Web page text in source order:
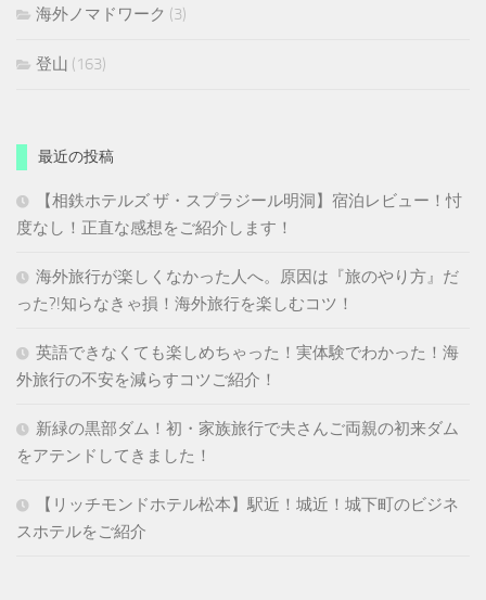
海外ノマドワーク (3)
登山 (163)
最近の投稿
【相鉄ホテルズ ザ・スプラジール明洞】宿泊レビュー！忖
度なし！正直な感想をご紹介します！
海外旅行が楽しくなかった人へ。原因は『旅のやり方』だ
った?!知らなきゃ損！海外旅行を楽しむコツ！
英語できなくても楽しめちゃった！実体験でわかった！海
外旅行の不安を減らすコツご紹介！
新緑の黒部ダム！初・家族旅行で夫さんご両親の初来ダム
をアテンドしてきました！
【リッチモンドホテル松本】駅近！城近！城下町のビジネ
スホテルをご紹介